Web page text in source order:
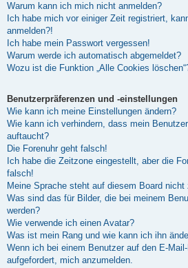
Warum kann ich mich nicht anmelden?
Ich habe mich vor einiger Zeit registriert,
anmelden?!
Ich habe mein Passwort vergessen!
Warum werde ich automatisch abgemeldet?
Wozu ist die Funktion „Alle Cookies
Benutzerpräferenzen und -einstellungen
Wie kann ich meine Einstellungen ändern?
Wie kann ich verhindern, dass mein
auftaucht?
Die Forenuhr geht falsch!
Ich habe die Zeitzone eingestellt, aber die
falsch!
Meine Sprache steht auf diesem Board nicht
Was sind das für Bilder, die bei meinem
werden?
Wie verwende ich einen Avatar?
Was ist mein Rang und wie kann ich ihn
Wenn ich bei einem Benutzer auf den E-
aufgefordert, mich anzumelden.